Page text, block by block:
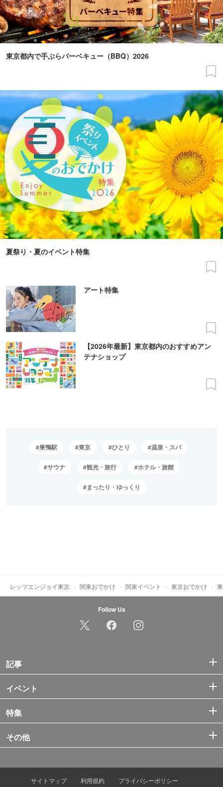
東京都内で手ぶらバーベキュー（BBQ）2026
夏祭り・夏のイベント特集
アート特集
【2026年最新】東京都内のおすすめアン
テナショップ
巣鴨駅 東京 ひとり 温泉・スパ
サウナ 観光・旅行 ホテル・旅館
まったり・ゆっくり
レッツエンジョイ東京 関東おでかけ 関東イベント 東京おでかけ
Follow Us
記事
イベント
特集
その他
サイトマップ 利用規約 プライバシーポリシー